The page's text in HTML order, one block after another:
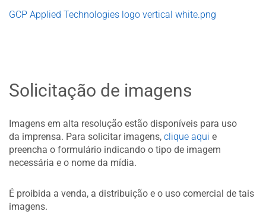
GCP Applied Technologies logo vertical white.png
Solicitação de imagens
Imagens em alta resolução estão disponíveis para uso
da imprensa. Para solicitar imagens, clique aqui e
preencha o formulário indicando o tipo de imagem
necessária e o nome da mídia.
É proibida a venda, a distribuição e o uso comercial de tais
imagens.